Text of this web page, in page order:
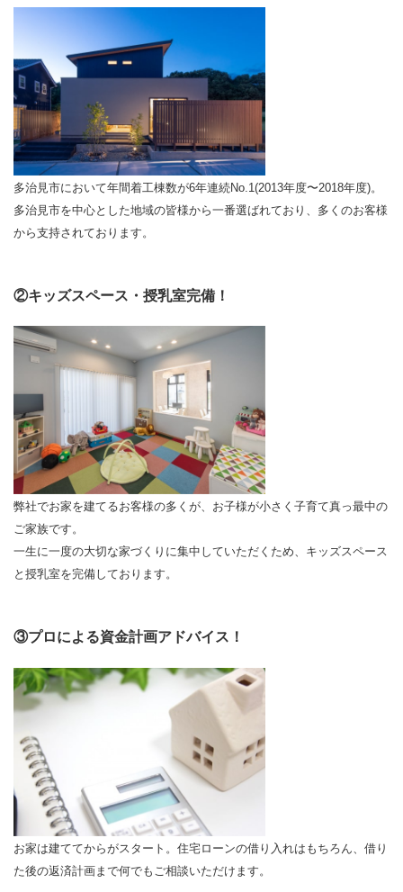
多治見市において年間着工棟数が6年連続No.1(2013年度〜2018年度)。
多治見市を中心とした地域の皆様から一番選ばれており、多くのお客様
から支持されております。
②キッズスペース・授乳室完備！
弊社でお家を建てるお客様の多くが、お子様が小さく子育て真っ最中の
ご家族です。
一生に一度の大切な家づくりに集中していただくため、キッズスペース
と授乳室を完備しております。
③プロによる資金計画アドバイス！
お家は建ててからがスタート。住宅ローンの借り入れはもちろん、借り
た後の返済計画まで何でもご相談いただけます。